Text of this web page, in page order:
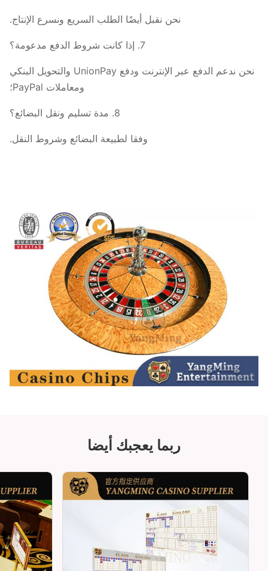
نحن نقبل أيضًا الطلب السريع ونسرع الإنتاج.
7. إذا كانت شروط الدفع مدعومة؟
نحن ندعم الدفع عبر الإنترنت ودفع UnionPay والتحويل البنكي
ومعاملات PayPal؛
8. مدة تسليم ونقل البضائع؟
وفقا لطبيعة البضائع وشروط النقل.
ربما يعجبك أيضا